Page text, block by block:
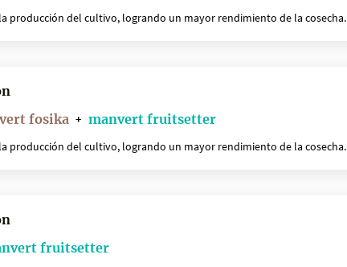
producción del cultivo, logrando un mayor rendimiento de la cosecha.
fosika + manvert fruitsetter
producción del cultivo, logrando un mayor rendimiento de la cosecha.
fruitsetter